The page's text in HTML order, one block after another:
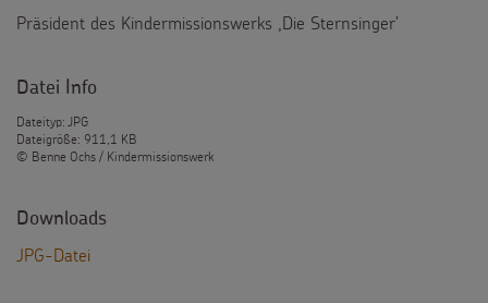
Präsident des Kindermissionswerks ,Die Sternsinger’
Datei Info
Dateityp: JPG
Dateigröße: 911,1 KB
© Benne Ochs / Kindermissionswerk
Downloads
JPG-Datei